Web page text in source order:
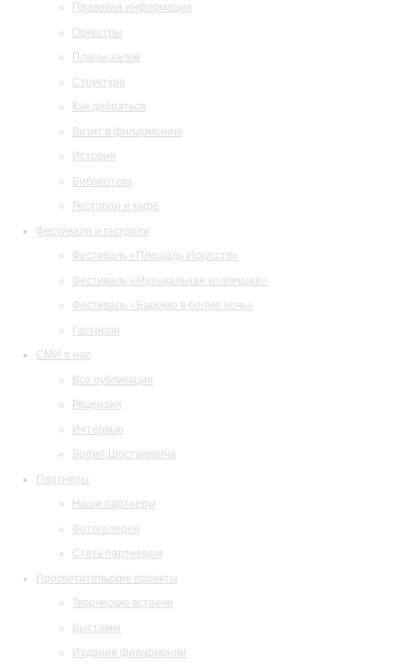
Правовая информация
Оркестры
Планы залов
Структура
Как добраться
Визит в филармонию
История
Библиотека
Ресторан и кафе
Фестивали и гастроли
Фестиваль «Площадь Искусств»
Фестиваль «Музыкальная коллекция»
Фестиваль «Барокко в белую ночь»
Гастроли
СМИ о нас
Все публикации
Рецензии
Интервью
Время Шостаковича
Партнеры
Наши партнеры
Фотогалерея
Стать партнером
Просветительские проекты
Творческие встречи
Выставки
Издания филармонии